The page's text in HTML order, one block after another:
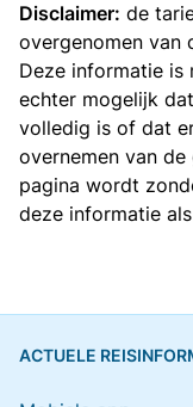
Disclaimer: de
overgenomen van
Deze informatie is
echter mogelijk
volledig is of dat
overnemen van
pagina wordt
deze informatie
ACTUELE